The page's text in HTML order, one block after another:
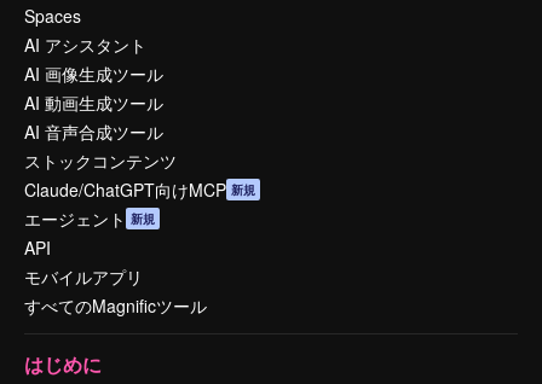
Spaces
AI アシスタント
AI 画像生成ツール
AI 動画生成ツール
AI 音声合成ツール
ストックコンテンツ
Claude/ChatGPT向けMCP 新規
エージェント 新規
API
モバイルアプリ
すべてのMagnificツール
はじめに